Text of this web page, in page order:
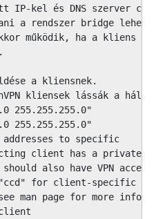
kel és DNS szerver
a rendszer bridge
működik, ha a kliens
a kliensnek.
kliensek lássák a
255.255.255.0"
255.255.255.0"
to specific
client has a private
also have VPN
for client-specific
man page for more info).
client